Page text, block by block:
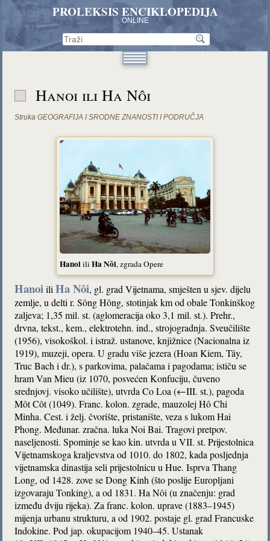
PROLEKSIS ENCIKLOPEDIJA
ONLINE
Hanoi ili Ha Nôi
Struka GEOGRAFIJA I SRODNE ZNANOSTI I PODRUČJA
Hanoiili Ha Nôi, zgrada Opere
HanoiiliHa Nôi, gl. grad Vijetnama, smješten u sjev. dijelu
zemlje, u delti r. Sông Hông, stotinjak km od obale Tonkinškog
zaljeva; 1,35 mil. st. (aglomeracija oko 3,1 mil. st.). Prehr.,
drvna, tekst., kem., elektrotehn. ind., strojogradnja. Sveučilište
(1956), visokoškol. i istraž. ustanove, knjižnice (Nacionalna iz
1919), muzeji, opera. U gradu više jezera (Hoan Kiem, Tây,
Truc Bach i dr.), s parkovima, palačama i pagodama; ističu se
hram Van Mieu (iz 1070, posvećen Konfuciju, čuveno
srednjovj. visoko učilište), utvrda Co Loa (←III. st.), pagoda
Môt Côt (1049). Franc. kolon. zgrade, mauzolej Hô Chi
Minha. Cest. i želj. čvorište, pristanište, veza s lukom Hai
Phong. Međunar. zračna. luka Noi Bai. Tragovi pretpov.
naseljenosti. Spominje se kao kin. utvrda u VII. st. Prijestolnica
Vijetnamskoga kraljevstva od 1010. do 1802, kada posljednja
vijetnamska dinastija seli prijestolnicu u Hue. Isprva Thang
Long, od 1428. zove se Dong Kinh (što poslije Europljani
izgovaraju Tonking), a od 1831. Ha Nôi (u značenju: grad
između dviju rijeka). Za franc. kolon. uprave (1883–1945)
mijenja urbanu strukturu, a od 1902. postaje gl. grad Francuske
Indokine. Pod jap. okupacijom 1940–45. Ustanak